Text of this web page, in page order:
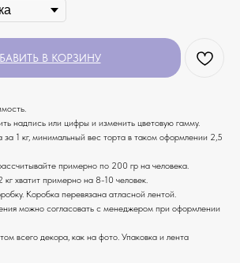
В КОРЗИНУ
надпись или цифры и изменить цветовую гамму.
за 1 кг, минимальный вес торта в таком оформлении 2,5
примерно по 200 гр на человека.
хватит примерно на 8-10 человек.
Коробка перевязана атласной лентой.
можно согласовать с менеджером при оформлении
всего декора, как на фото. Упаковка и лента